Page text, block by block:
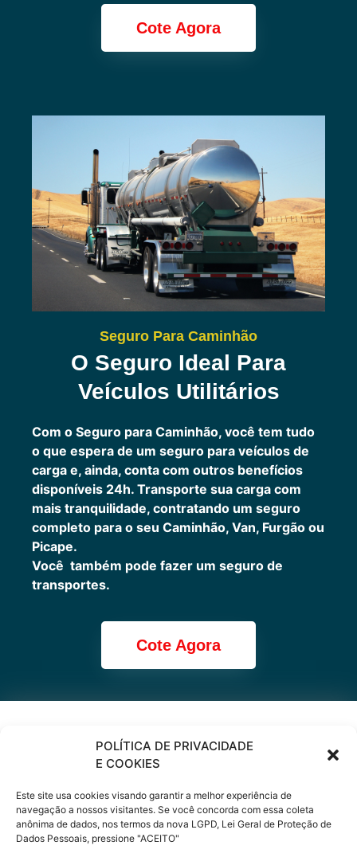
POLÍTICA DE PRIVACIDADE
E COOKIES
Este site usa cookies visando garantir a melhor experiência de
navegação a nossos visitantes. Se você concorda com essa coleta
anônima de dados, nos termos da nova LGPD, Lei Geral de Proteção de
Dados Pessoais, pressione "ACEITO"
Cote Agora
Seguro Para Caminhão
O Seguro Ideal Para
Veículos Utilitários
Com o Seguro para Caminhão, você tem tudo
o que espera de um seguro para veículos de
carga e, ainda, conta com outros benefícios
disponíveis 24h. Transporte sua carga com
mais tranquilidade, contratando um seguro
completo para o seu Caminhão, Van, Furgão ou
Picape.
Você também pode fazer um seguro de
transportes.
Cote Agora
Cote online ou
peça via
WhatsApp